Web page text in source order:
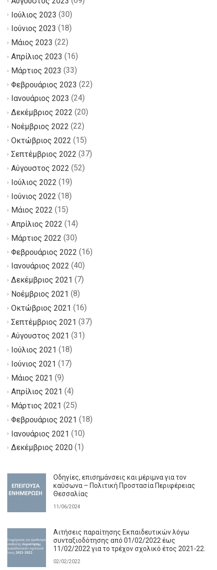
Ιούλιος 2023 (30)
Ιούνιος 2023 (18)
Μάιος 2023 (22)
Απρίλιος 2023 (16)
Μάρτιος 2023 (33)
Φεβρουάριος 2023 (22)
Ιανουάριος 2023 (24)
Δεκέμβριος 2022 (20)
Νοέμβριος 2022 (22)
Οκτώβριος 2022 (15)
Σεπτέμβριος 2022 (37)
Αύγουστος 2022 (52)
Ιούλιος 2022 (19)
Ιούνιος 2022 (18)
Μάιος 2022 (15)
Απρίλιος 2022 (14)
Μάρτιος 2022 (30)
Φεβρουάριος 2022 (16)
Ιανουάριος 2022 (40)
Δεκέμβριος 2021 (7)
Νοέμβριος 2021 (8)
Οκτώβριος 2021 (16)
Σεπτέμβριος 2021 (37)
Αύγουστος 2021 (31)
Ιούλιος 2021 (18)
Ιούνιος 2021 (17)
Μάιος 2021 (9)
Απρίλιος 2021 (4)
Μάρτιος 2021 (25)
Φεβρουάριος 2021 (18)
Ιανουάριος 2021 (10)
Δεκέμβριος 2020 (1)
Οδηγίες, επισημάνσεις και μέριμνα για τον
καύσωνα – Πολιτική Προστασία Περιφέρειας
Θεσσαλίας
11/06/2024
Αιτήσεις παραίτησης Εκπαιδευτικών λόγω
συνταξιοδότησης από 01/02/2022 έως
11/02/2022 για το τρέχον σχολικό έτος 2021-22.
02/02/2022